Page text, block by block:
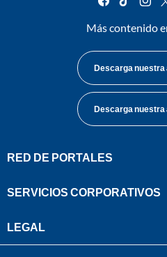
Más contenido
Descarga nuestra
Descarga nuestra
RED DE PORTALES
SERVICIOS CORPORATIVOS
LEGAL